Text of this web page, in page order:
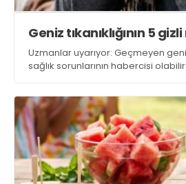
Geniz tıkanıklığının 5
Uzmanlar uyarıyor: Geçmeyen
sağlık sorunlarının habercisi olabilir